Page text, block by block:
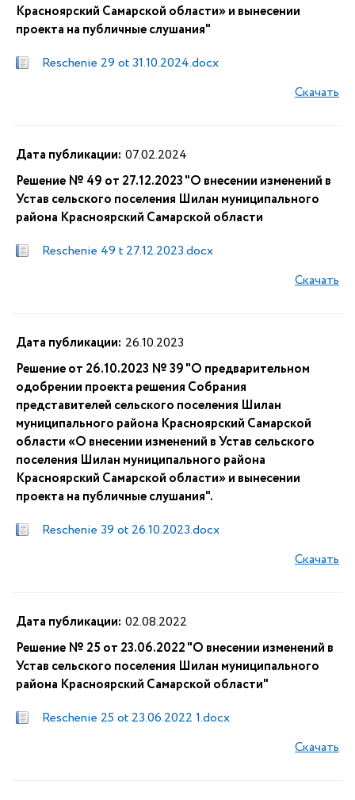
Красноярский Самарской области» и вынесении
проекта на публичные слушания"
Reschenie 29 ot 31.10.2024.docx
Скачать
Дата публикации: 07.02.2024
Решение № 49 от 27.12.2023 "О внесении изменений в
Устав сельского поселения Шилан муниципального
района Красноярский Самарской области
Reschenie 49 t 27.12.2023.docx
Скачать
Дата публикации: 26.10.2023
Решение от 26.10.2023 № 39 "О предварительном
одобрении проекта решения Собрания
представителей сельского поселения Шилан
муниципального района Красноярский Самарской
области «О внесении изменений в Устав сельского
поселения Шилан муниципального района
Красноярский Самарской области» и вынесении
проекта на публичные слушания".
Reschenie 39 ot 26.10.2023.docx
Скачать
Дата публикации: 02.08.2022
Решение № 25 от 23.06.2022 "О внесении изменений в
Устав сельского поселения Шилан муниципального
района Красноярский Самарской области"
Reschenie 25 ot 23.06.2022 1.docx
Скачать